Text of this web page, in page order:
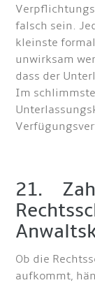
falsch sein.
kleinste
unwirksam
dass der
Im
21.
Ob die
aufkommt,